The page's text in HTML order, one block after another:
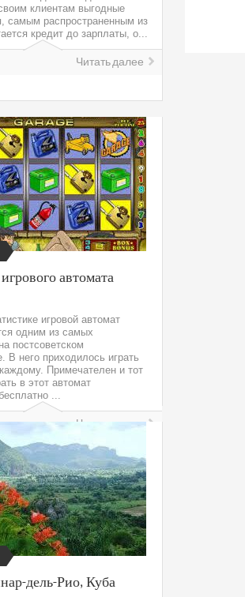
клиентам выгодные
самым распространенным из
кредит до зарплаты, о...
Читать далее
автомата
игровой автомат
одним из самых
постсоветском
В него приходилось играть
Примечателен и тот
в этот автомат
...
Читать далее
дель-Рио, Куба